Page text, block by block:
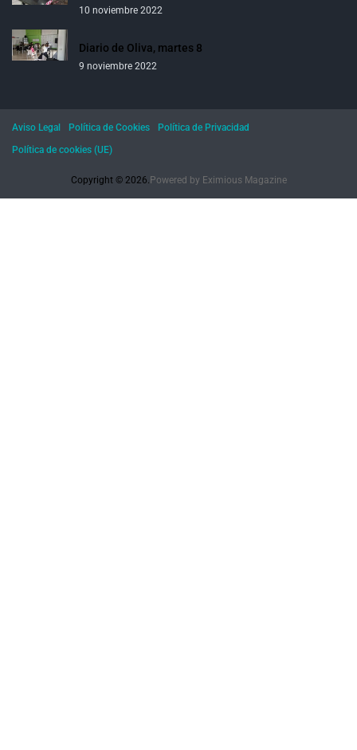
10 noviembre 2022
Diario de Oliva, martes 8
9 noviembre 2022
Copyright © 2026. Powered by Eximious Magazine
Aviso Legal Política de Cookies
Política de Privacidad
Política de cookies (UE)